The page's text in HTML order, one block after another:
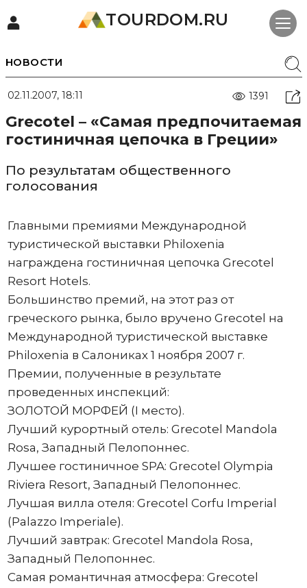
TOURDOM.RU
НОВОСТИ
02.11.2007, 18:11 1391
Grecotel – «Самая предпочитаемая
гостиничная цепочка в Греции»
По результатам общественного
голосования
Главными премиями Международной
туристической выставки Philoxenia
награждена гостиничная цепочка Grecotel
Resort Hotels.
Большинство премий, на этот раз от
греческого рынка, было вручено Grecotel на
Международной туристической выставке
Philoxenia в Салониках 1 ноября 2007 г.
Премии, полученные в результате
проведенных инспекций:
ЗОЛОТОЙ МОРФЕЙ (I место).
Лучший курортный отель: Grecotel Mandola
Rosa, Западный Пелопоннес.
Лучшее гостиничное SPA: Grecotel Olympia
Riviera Resort, Западный Пелопоннес.
Лучшая вилла отеля: Grecotel Corfu Imperial
(Palazzo Imperiale).
Лучший завтрак: Grecotel Mandola Rosa,
Западный Пелопоннес.
Самая романтичная атмосфера: Grecotel